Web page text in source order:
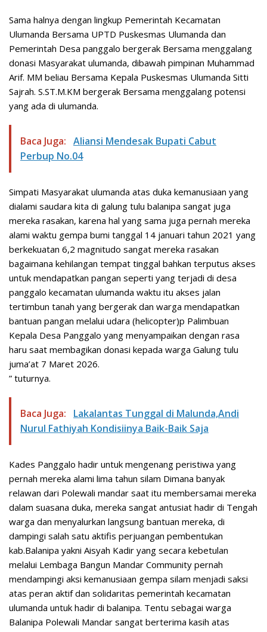
Sama halnya dengan lingkup Pemerintah Kecamatan
Ulumanda Bersama UPTD Puskesmas Ulumanda dan
Pemerintah Desa panggalo bergerak Bersama menggalang
donasi Masyarakat ulumanda, dibawah pimpinan Muhammad
Arif. MM beliau Bersama Kepala Puskesmas Ulumanda Sitti
Sajrah. S.ST.M.KM bergerak Bersama menggalang potensi
yang ada di ulumanda.
Baca Juga: Aliansi Mendesak Bupati Cabut
Perbup No.04
Simpati Masyarakat ulumanda atas duka kemanusiaan yang
dialami saudara kita di galung tulu balanipa sangat juga
mereka rasakan, karena hal yang sama juga pernah mereka
alami waktu gempa bumi tanggal 14 januari tahun 2021 yang
berkekuatan 6,2 magnitudo sangat mereka rasakan
bagaimana kehilangan tempat tinggal bahkan terputus akses
untuk mendapatkan pangan seperti yang terjadi di desa
panggalo kecamatan ulumanda waktu itu akses jalan
tertimbun tanah yang bergerak dan warga mendapatkan
bantuan pangan melalui udara (helicopter)p Palimbuan
Kepala Desa Panggalo yang menyampaikan dengan rasa
haru saat membagikan donasi kepada warga Galung tulu
juma’at 7 Maret 2026.
” tuturnya.
Baca Juga:
Lakalantas Tunggal di Malunda,Andi
Nurul Fathiyah Kondisiinya Baik-Baik Saja
Kades Panggalo hadir untuk mengenang peristiwa yang
pernah mereka alami lima tahun silam Dimana banyak
relawan dari Polewali mandar saat itu membersamai mereka
dalam suasana duka, mereka sangat antusiat hadir di Tengah
warga dan menyalurkan langsung bantuan mereka, di
dampingi salah satu aktifis perjuangan pembentukan
kab.Balanipa yakni Aisyah Kadir yang secara kebetulan
melalui Lembaga Bangun Mandar Community pernah
mendampingi aksi kemanusiaan gempa silam menjadi saksi
atas peran aktif dan solidaritas pemerintah kecamatan
ulumanda untuk hadir di balanipa. Tentu sebagai warga
Balanipa Polewali Mandar sangat berterima kasih atas